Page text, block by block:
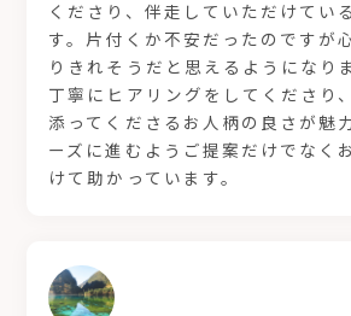
くださり、伴走していただけてい
す。片付くか不安だったのですが
りきれそうだと思えるようになり
丁寧にヒアリングをしてくださり
添ってくださるお人柄の良さが魅
ーズに進むようご提案だけでなく
けて助かっています。